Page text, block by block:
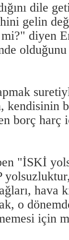
dile
gelin
diyen
kendisinin
borç harç
"İSKİ
hava
o
için